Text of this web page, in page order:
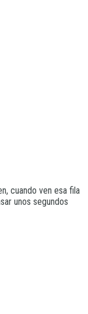
cuando ven esa fila
unos segundos